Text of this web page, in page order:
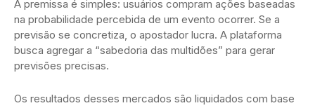
A premissa é simples: usuários compram ações baseadas
na probabilidade percebida de um evento ocorrer. Se a
previsão se concretiza, o apostador lucra. A plataforma
busca agregar a “sabedoria das multidões” para gerar
previsões precisas.
Os resultados desses mercados são liquidados com base